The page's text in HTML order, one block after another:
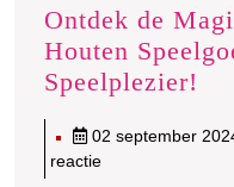
Ontdek de
Houten
Speelplezier!
02 september
reactie